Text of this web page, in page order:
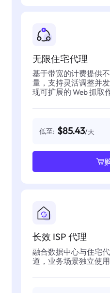
无限住宅代理
基于带宽的计费提供
量，支持灵活调整并
现可扩展的 Web 抓取作
低至: $85.43/天
长效 ISP 代理
融合数据中心与住宅
道，业务场景独立使用